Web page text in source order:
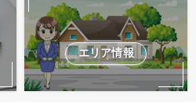
エリア情報